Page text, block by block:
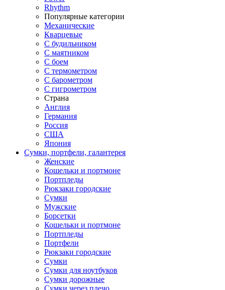
Rhythm
Популярные категории
Механические
Кварцевые
С будильником
С маятником
С боем
С термометром
С барометром
С гигрометром
Страна
Англия
Германия
Россия
США
Япония
Сумки, портфели, галантерея
Женские
Кошельки и портмоне
Портпледы
Рюкзаки городские
Сумки
Мужские
Борсетки
Кошельки и портмоне
Портпледы
Портфели
Рюкзаки городские
Сумки
Сумки для ноутбуков
Сумки дорожные
Сумки через плечо